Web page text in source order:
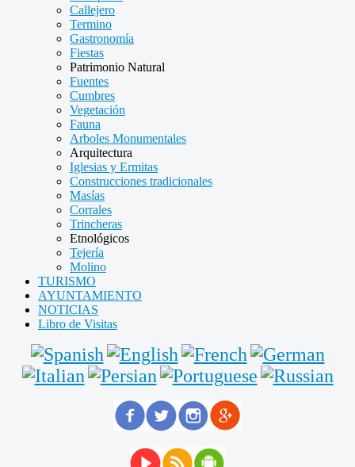
Callejero
Termino
Gastronomía
Fiestas
Patrimonio Natural
Fuentes
Cumbres
Vegetación
Fauna
Arboles Monumentales
Arquitectura
Iglesias y Ermitas
Construcciones tradicionales
Masías
Corrales
Trincheras
Etnológicos
Tejería
Molino
TURISMO
AYUNTAMIENTO
NOTICIAS
Libro de Visitas